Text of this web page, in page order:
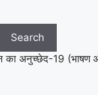
का अनुच्छेद-19